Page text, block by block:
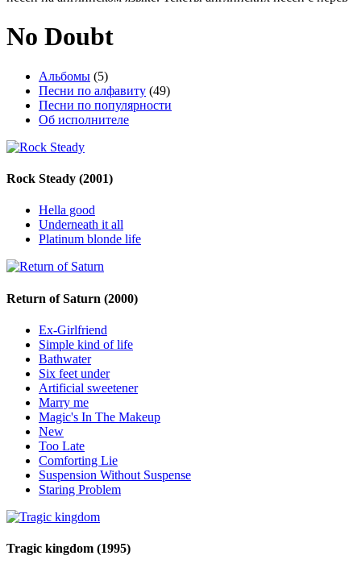
No Doubt
Альбомы (5)
Песни по алфавиту (49)
Песни по популярности
Об исполнителе
Rock Steady (2001)
Hella good
Underneath it all
Platinum blonde life
Return of Saturn (2000)
Ex-Girlfriend
Simple kind of life
Bathwater
Six feet under
Artificial sweetener
Marry me
Magic's In The Makeup
New
Too Late
Comforting Lie
Suspension Without Suspense
Staring Problem
Tragic kingdom (1995)